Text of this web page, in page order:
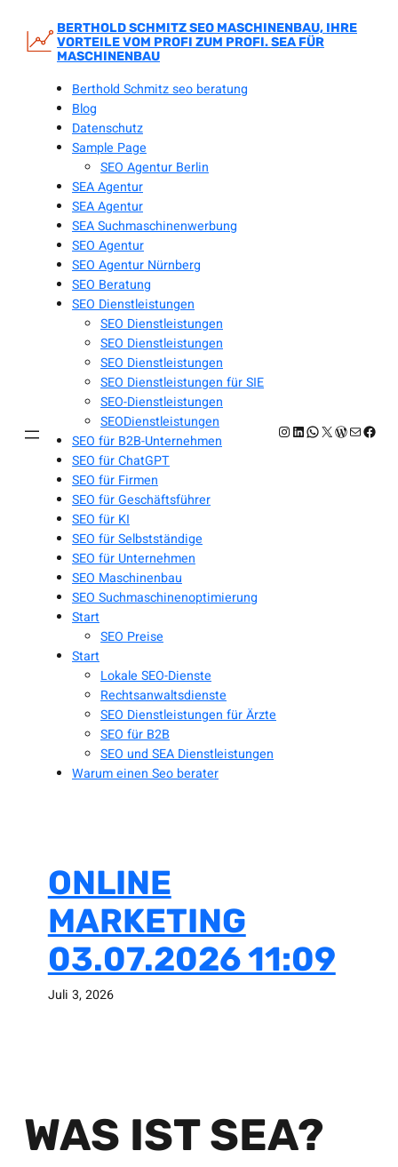
Inhalt
springen
BERTHOLD SCHMITZ SEO MASCHINENBAU, IHRE
VORTEILE VOM PROFI ZUM PROFI. SEA FÜR
MASCHINENBAU
Berthold Schmitz seo beratung
Blog
Datenschutz
Sample Page
SEO Agentur Berlin
SEA Agentur
SEA Agentur
SEA Suchmaschinenwerbung
SEO Agentur
SEO Agentur Nürnberg
SEO Beratung
SEO Dienstleistungen
SEO Dienstleistungen
SEO Dienstleistungen
SEO Dienstleistungen
SEO Dienstleistungen für SIE
SEO-Dienstleistungen
SEODienstleistungen
SEO für B2B-Unternehmen
SEO für ChatGPT
SEO für Firmen
SEO für Geschäftsführer
SEO für KI
SEO für Selbstständige
SEO für Unternehmen
SEO Maschinenbau
SEO Suchmaschinenoptimierung
Start
SEO Preise
Start
Lokale SEO-Dienste
Rechtsanwaltsdienste
SEO Dienstleistungen für Ärzte
SEO für B2B
SEO und SEA Dienstleistungen
Warum einen Seo berater
Instagram
LinkedIn
WhatsApp
X E-Mail
ONLINE
MARKETING
03.07.2026 11:09
Juli 3, 2026
WAS IST SEA?